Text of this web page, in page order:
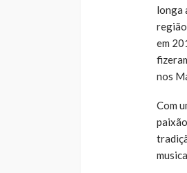
longa
em
nos
Com